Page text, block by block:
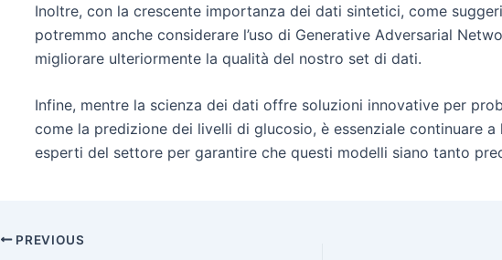
Inoltre, con la crescente importanza dei dati sintetici, come
potremmo anche considerare l’uso di Generative Adversarial
migliorare ulteriormente la qualità del nostro set di dati.
Infine, mentre la scienza dei dati offre soluzioni innovative per
come la predizione dei livelli di glucosio, è essenziale continuare a
esperti del settore per garantire che questi modelli siano tanto
Post
PREVIOUS